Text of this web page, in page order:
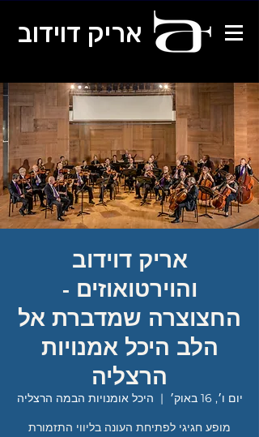
אריק דוידוב
אריק דוידוב
והוירטואוזים -
החצוצרה שמדברת אל
הלב היכל אמנויות
הרצליה
יום ו׳, 16 באוק׳
  |
היכל אומנויות הבמה הרצליה
מופע חגיגי לפתיחת העונה בליווי התזמורת